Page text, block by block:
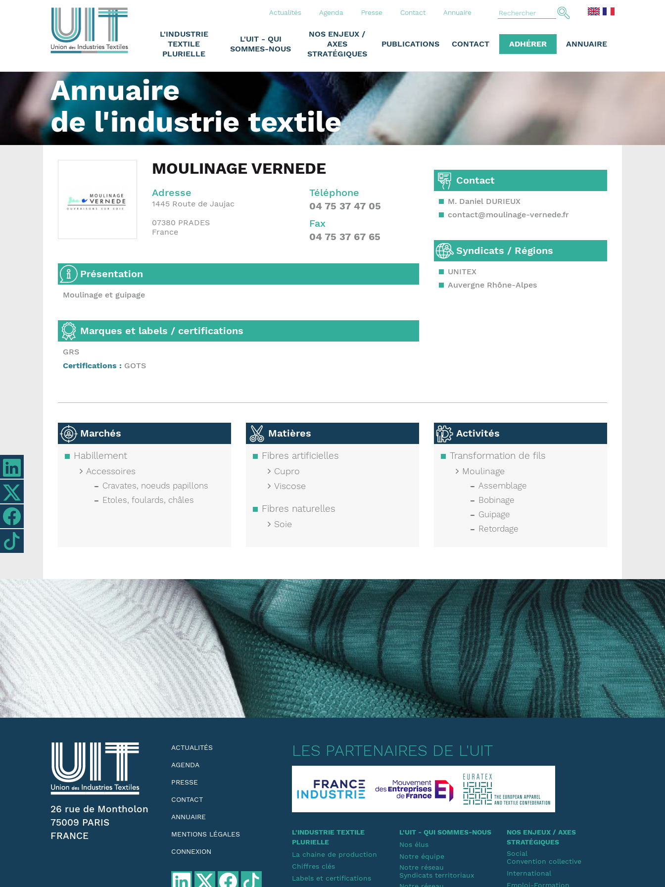
Actualités Agenda Presse Contact Annuaire
L'INDUSTRIE
TEXTILE
PLURIELLE
L'UIT - QUI
SOMMES-NOUS
NOS ENJEUX /
AXES
STRATÉGIQUES
PUBLICATIONS CONTACT ADHÉRER ANNUAIRE
Annuaire
de l'industrie textile
MOULINAGE VERNEDE
Adresse
1445 Route de Jaujac
07380 PRADES
France
Téléphone
04 75 37 47 05
Fax
04 75 37 67 65
Présentation
Moulinage et guipage
Marques et labels / certifications
GRS
Certifications : GOTS
Contact
M. Daniel DURIEUX
contact@moulinage-vernede.fr
Syndicats / Régions
UNITEX
Auvergne Rhône-Alpes
Marchés
Habillement
Accessoires
Cravates, noeuds papillons
Etoles, foulards, châles
Matières
Fibres artificielles
Cupro
Viscose
Fibres naturelles
Soie
Activités
Transformation de fils
Moulinage
Assemblage
Bobinage
Guipage
Retordage
26 rue de Montholon
75009 PARIS
FRANCE
ACTUALITÉS
AGENDA
PRESSE
CONTACT
ANNUAIRE
MENTIONS LÉGALES
CONNEXION
LES PARTENAIRES DE L'UIT
L'INDUSTRIE TEXTILE
PLURIELLE
La chaine de production
Chiffres clés
Labels et certifications
L'UIT - QUI SOMMES-NOUS
Nos élus
Notre équipe
Notre réseau
Syndicats territoriaux
NOS ENJEUX / AXES
STRATÉGIQUES
Social
Convention collective
International
Emploi-Formation